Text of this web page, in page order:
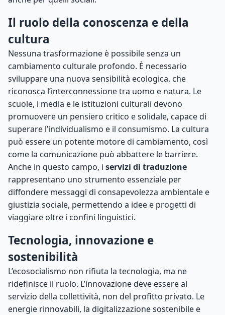
Il ruolo della conoscenza e della
cultura
Nessuna trasformazione è possibile senza un
cambiamento culturale profondo. È necessario
sviluppare una nuova sensibilità ecologica, che
riconosca l’interconnessione tra uomo e natura. Le
scuole, i media e le istituzioni culturali devono
promuovere un pensiero critico e solidale, capace di
superare l’individualismo e il consumismo. La cultura
può essere un potente motore di cambiamento, così
come la comunicazione può abbattere le barriere.
Anche in questo campo, i servizi di traduzione
rappresentano uno strumento essenziale per
diffondere messaggi di consapevolezza ambientale e
giustizia sociale, permettendo a idee e progetti di
viaggiare oltre i confini linguistici.
Tecnologia, innovazione e
sostenibilità
L’ecosocialismo non rifiuta la tecnologia, ma ne
ridefinisce il ruolo. L’innovazione deve essere al
servizio della collettività, non del profitto privato. Le
energie rinnovabili, la digitalizzazione sostenibile e